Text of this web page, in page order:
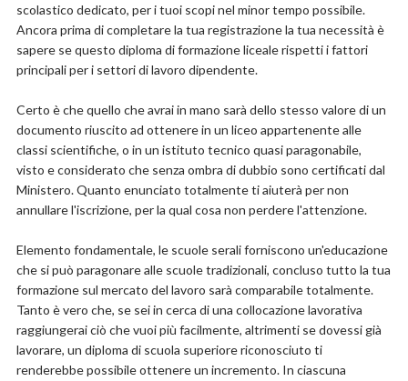
scolastico dedicato, per i tuoi scopi nel minor tempo possibile.
Ancora prima di completare la tua registrazione la tua necessità è
sapere se questo diploma di formazione liceale rispetti i fattori
principali per i settori di lavoro dipendente.
Certo è che quello che avrai in mano sarà dello stesso valore di un
documento riuscito ad ottenere in un liceo appartenente alle
classi scientifiche, o in un istituto tecnico quasi paragonabile,
visto e considerato che senza ombra di dubbio sono certificati dal
Ministero. Quanto enunciato totalmente ti aiuterà per non
annullare l'iscrizione, per la qual cosa non perdere l'attenzione.
Elemento fondamentale, le scuole serali forniscono un'educazione
che si può paragonare alle scuole tradizionali, concluso tutto la tua
formazione sul mercato del lavoro sarà comparabile totalmente.
Tanto è vero che, se sei in cerca di una collocazione lavorativa
raggiungerai ciò che vuoi più facilmente, altrimenti se dovessi già
lavorare, un diploma di scuola superiore riconosciuto ti
renderebbe possibile ottenere un incremento. In ciascuna